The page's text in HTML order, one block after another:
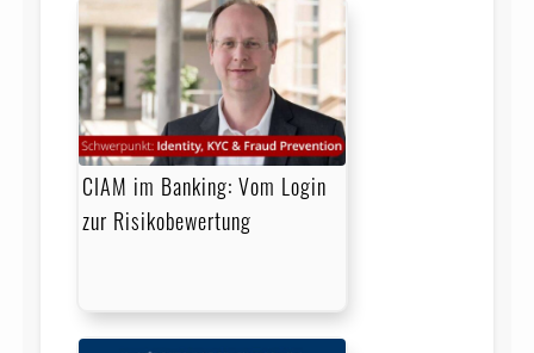
CIAM im Banking: Vom Login
zur Risikobewertung